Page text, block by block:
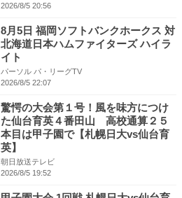
2026/8/5 20:56
8月5日 福岡ソフトバンクホークス 対
北海道日本ハムファイターズ ハイラ
イト
パーソル パ・リーグTV
2026/8/5 22:07
驚愕の大会第１号！風を味方につけ
た仙台育英４番田山 高校通算２５
本目は甲子園で【札幌日大vs仙台育
英】
朝日放送テレビ
2026/8/5 19:52